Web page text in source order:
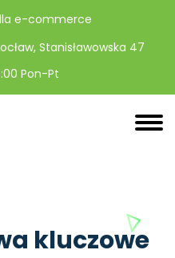
e-commerce
Stanisławowska 47
Pon-Pt
kluczowe